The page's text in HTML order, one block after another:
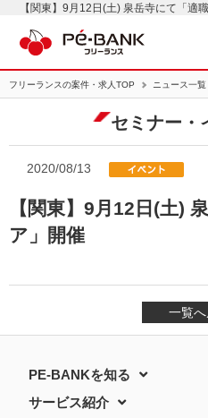
【関東】9月12日(土) 泉岳寺にて「適
フリーランスの案件・求人TOP ニュース一覧
セミナー・
2020/08/13
【関東】9月12日(土)
ア」開催
一覧へ
PE-BANKを知る
サービス紹介